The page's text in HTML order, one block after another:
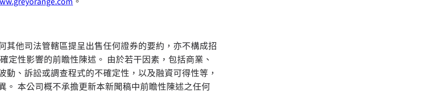
他司法管轄區提呈出售任何證券的要約，亦不構成招
性影響的前瞻性陳述。 由於若干因素，包括商業、
、訴訟或調查程式的不確定性，以及融資可得性等，
本公司概不承擔更新本新聞稿中前瞻性陳述之任何